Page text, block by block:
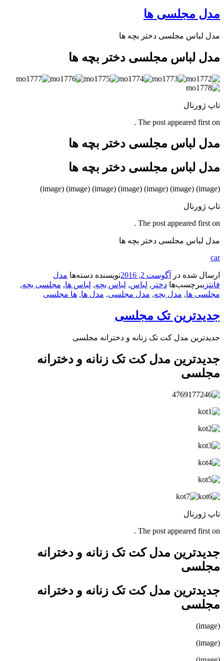
مدل مجلسی ها
مدل لباس مجلسی دختر بچه ها
مدل لباس مجلسی دختر بچه ها
تاپ ژورنال
The post appeared first on .
مدل لباس مجلسی دختر بچه ها
مدل لباس مجلسی دختر بچه ها
(image) (image) (image) (image) (image) (image) (image)
تاپ ژورنال
The post appeared first on .
مدل لباس مجلسی دختر بچه ها
car
ارسال شده در آگوست 2, 2016 نویسنده دسته‌ها مدل
فانتزیبرچسب‌ها دختر , لباس, لباس بچه, لباس ها, مجلسی بچه,
مجلسی ها, مدل بچه, مدل مجلسی, مدل ها, ها مجلسی
جدیدترین تک مجلسی
جدیدترین مدل کت تک زنانه و دخترانه مجلسی
جدیدترین مدل کت تک زنانه و دخترانه
مجلسی
تاپ ژورنال
The post appeared first on .
جدیدترین مدل کت تک زنانه و دخترانه
مجلسی
جدیدترین مدل کت تک زنانه و دخترانه
مجلسی
(image)
(image)